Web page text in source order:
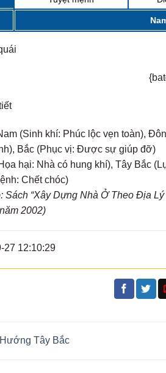
(Sinh khí: Phúc lộc vẹn toàn),
Bắc (Phục vị: Được sự giúp đỡ)
hại: Nhà có hung khí), Tây Bắc
Chết chóc)
Sách “Xây Dựng Nhà Ở Theo Địa
2002)
27 12:10:29
Tây Bắc